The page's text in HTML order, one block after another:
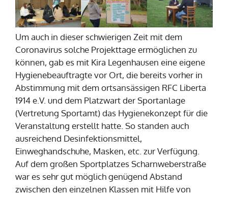
Um auch in dieser schwierigen Zeit mit dem
Coronavirus solche Projekttage ermöglichen zu
können, gab es mit Kira Legenhausen eine eigene
Hygienebeauftragte vor Ort, die bereits vorher in
Abstimmung mit dem ortsansässigen RFC Liberta
1914 e.V. und dem Platzwart der Sportanlage
(Vertretung Sportamt) das Hygienekonzept für die
Veranstaltung erstellt hatte. So standen auch
ausreichend Desinfektionsmittel,
Einweghandschuhe, Masken, etc. zur Verfügung.
Auf dem großen Sportplatzes Scharnweberstraße
war es sehr gut möglich genügend Abstand
zwischen den einzelnen Klassen mit Hilfe von